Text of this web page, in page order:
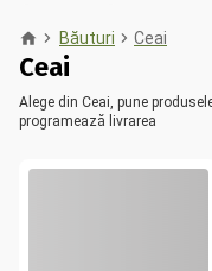
Băuturi Ceai
Ceai
Alege din Ceai, pune
programează livrarea